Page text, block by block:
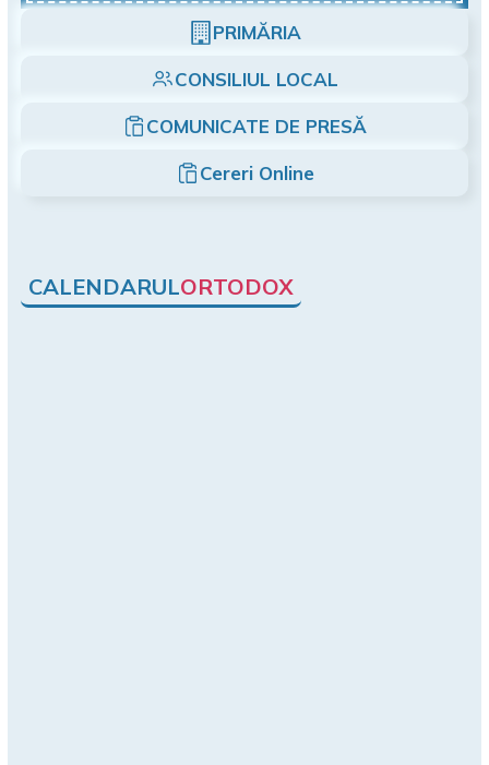
PRIMĂRIA
CONSILIUL LOCAL
COMUNICATE DE PRESĂ
Cereri Online
CALENDARULORTODOX